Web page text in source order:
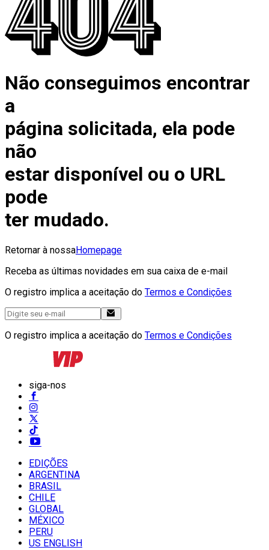
Não conseguimos encontrar
a
página solicitada, ela pode
não
estar disponível ou o URL
pode
ter mudado.
Retornar à nossaHomepage
Receba as últimas novidades em sua caixa de e-mail
O registro implica a aceitação do Termos e Condições
O registro implica a aceitação do Termos e Condições
siga-nos
EDIÇÕES
ARGENTINA
BRASIL
CHILE
GLOBAL
MÉXICO
PERU
US ENGLISH